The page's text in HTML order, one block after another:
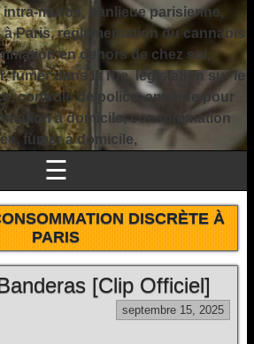
muros, banlieue parisienne,
Paris, réglementation du cannabis
en dehors de chez soi,
fumer dans la rue, législation sur le
contrôle de police, amende pour
à domicile, consommation
fumer à domicile,
☰
DISCRÈTE À
PARIS
[Clip Officiel]
septembre 15, 2025